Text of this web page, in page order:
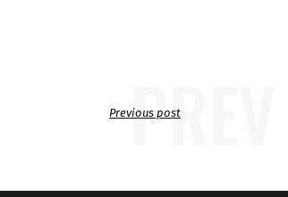
PREV
Previous post